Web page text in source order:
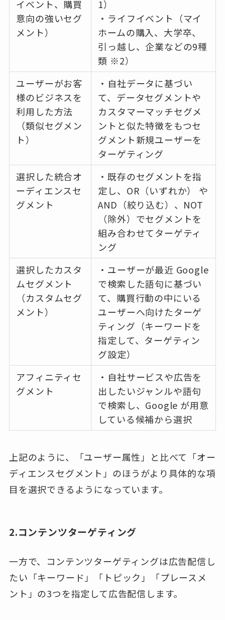
イベント、購買
意向の強いセグ
メント）
1）
・ライフイベント（マイ
ホームの購入、大学卒、
引っ越し、企業などの9種
類 ※2）
ユーザーがお客
様のビジネスを
利用した方法
（類似セグメン
ト）
・自社データに基づい
て、データセグメントや
カスタマーマッチセグメ
ントと似た特徴をもつセ
グメント新規ユーザーを
ターゲティング
選択した統合オ
ーディエンスセ
グメント
・既存のセグメントを指
定し、OR（いずれか） や
AND（絞り込む）、NOT
（除外）でセグメントを
組み合わせてターゲティ
ング
選択したカスタ
ムセグメント
（カスタムセグ
メント）
・ユーザーが最近 Google
で検索した語句に基づい
て、購買行動の中にいる
ユーザーへ向けたターゲ
ティング（キーワードを
指定して、ターゲティン
グ設定）
アフィニティセ
グメント
・自社サービスや広告を
出したいジャンルや語句
で検索し、Google が用意
している候補から選択
上記のように、「ユーザー属性」と比べて「オー
ディエンスセグメント」のほうがより具体的な項
目を選択できるようになっています。
2.コンテンツターゲティング
一方で、コンテンツターゲティングは広告配信し
たい「キーワード」「トピック」「プレースメ
ント」の3つを指定して広告配信します。